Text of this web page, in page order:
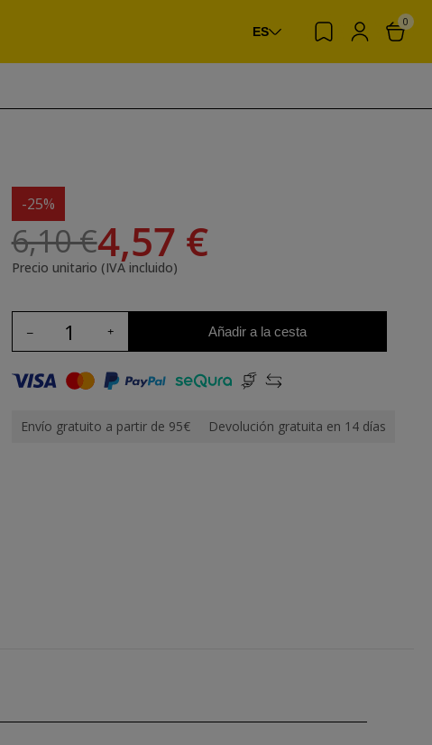
ES
0
-25%
6,10 €4,57 €
Precio unitario (IVA incluido)
Añadir a la cesta
Envío gratuito a partir de 95€ Devolución gratuita en 14 días